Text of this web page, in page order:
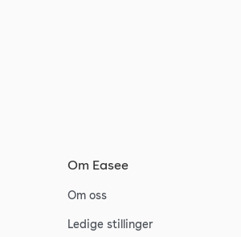
Om Easee
Om oss
Ledige stillinger